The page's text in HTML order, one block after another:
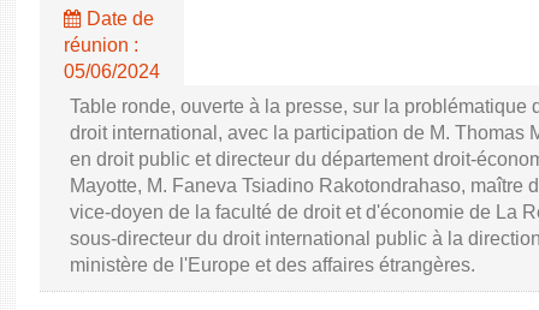
Date de
réunion :
05/06/2024
Table ronde, ouverte à la presse, sur la problématique
droit international, avec la participation de M. Thomas
en droit public et directeur du département droit-
Mayotte, M. Faneva Tsiadino Rakotondrahaso, maître
vice-doyen de la faculté de droit et d'économie de La
sous-directeur du droit international public à la
ministère de l'Europe et des affaires étrangères.